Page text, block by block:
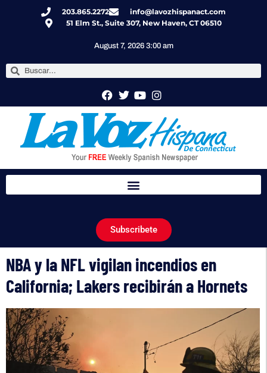
203.865.2272
info@lavozhispanact.com
51 Elm St., Suite 307, New Haven, CT 06510
August 7, 2026 3:00 am
Subscribete
NBA y la NFL vigilan incendios en
California; Lakers recibirán a Hornets